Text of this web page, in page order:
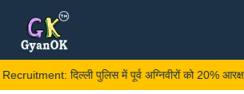
content
दिल्ली पुलिस में पूर्व अग्निवीरों को 20%